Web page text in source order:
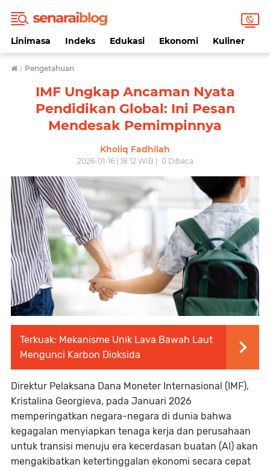
Linimasa Indeks Edukasi Ekonomi Kuliner
› Pengetahuan
IMF Ungkap Ancaman Nyata
Pendidikan Global: Ini Pesan
Mendesak Pemimpinnya
Kholiq Fadhilah
2026-01-16 | 18:12 WIB | 0Dibaca
Terkuak: Mekanisme Unik Lava Bawah Laut
Mengunci Karbon Dioksida
Direktur Pelaksana Dana Moneter Internasional (IMF),
Kristalina Georgieva, pada Januari 2026
memperingatkan negara-negara di dunia bahwa
kegagalan menyiapkan tenaga kerja dan perusahaan
untuk transisi menuju era kecerdasan buatan (AI) akan
mengakibatkan ketertinggalan ekonomi secara cepat